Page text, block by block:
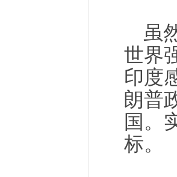
虽
世界
印度
朗普
国。
标。